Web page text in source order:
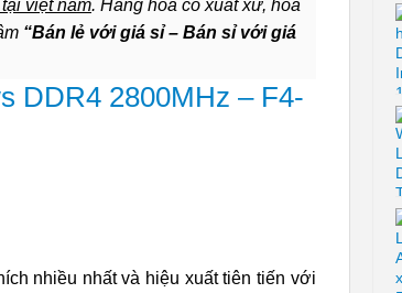
việt nam. Hàng hóa có xuất xứ, hóa
“Bán lẻ với giá sỉ – Bán sỉ với giá
DDR4 2800MHz – F4-
nhiều nhất và hiệu xuất tiên tiến với